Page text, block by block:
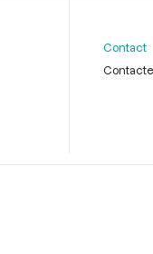
Contact